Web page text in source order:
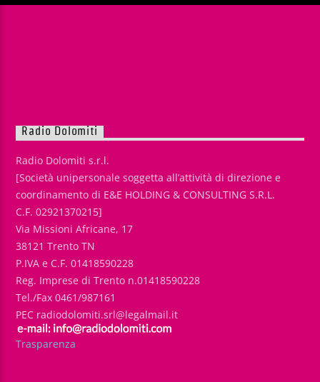
Radio Dolomiti
Radio Dolomiti s.r.l.
[Società unipersonale soggetta all’attività di direzione e
coordinamento di E&E HOLDING & CONSULTING S.R.L.
C.F. 02921370215]
Via Missioni Africane, 17
38121 Trento TN
P.IVA e C.F. 01418590228
Reg. Imprese di Trento n.01418590228
Tel./Fax 0461/987161
PEC radiodolomiti.srl@legalmail.it
Trasparenza